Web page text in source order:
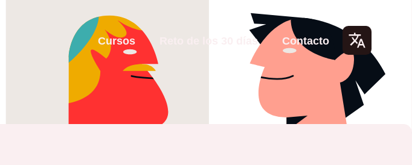
Lang
uage
Cursos Reto de los 30 días Contacto